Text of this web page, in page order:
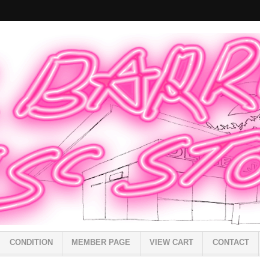
CONDITION MEMBER PAGE VIEW CART CONTACT